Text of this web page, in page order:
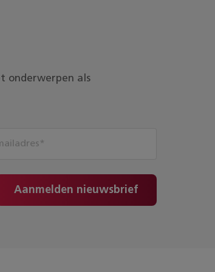
onderwerpen als
Aanmelden nieuwsbrief